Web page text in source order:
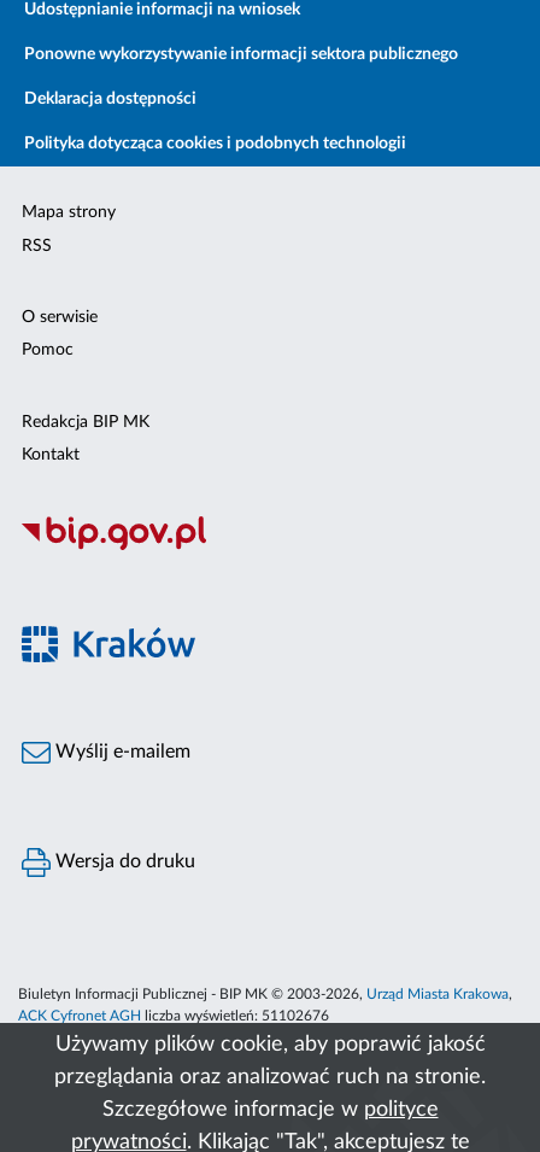
Używamy plików cookie, aby poprawić jakość
przeglądania oraz analizować ruch na stronie.
Szczegółowe informacje w polityce
prywatności. Klikając "Tak", akceptujesz te
Udostępnianie informacji na wniosek
Ponowne wykorzystywanie informacji sektora publicznego
Deklaracja dostępności
Polityka dotycząca cookies i podobnych technologii
Mapa strony
RSS
O serwisie
Pomoc
Redakcja BIP MK
Kontakt
Wyślij e-mailem
Wersja do druku
Biuletyn Informacji Publicznej - BIP MK © 2003-2026, Urząd Miasta Krakowa,
ACK Cyfronet AGH
liczba wyświetleń: 51102676